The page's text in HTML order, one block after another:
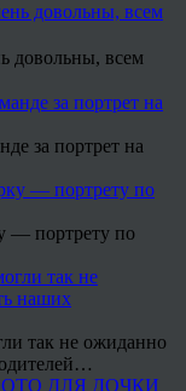
довольны, всем
за портрет на
— портрету по
так не ожиданно